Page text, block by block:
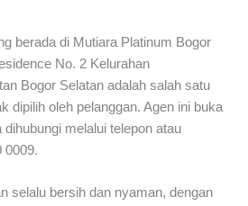
berada di Mutiara Platinum Bogor
No. 2 Kelurahan
Bogor Selatan adalah salah satu
dipilih oleh pelanggan. Agen ini buka
melalui telepon atau
0009.
selalu bersih dan nyaman, dengan